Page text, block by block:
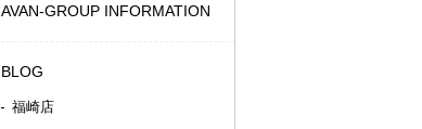
AVAN-GROUP INFORMATION
BLOG
福崎店